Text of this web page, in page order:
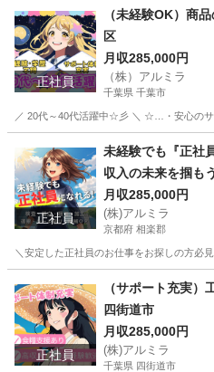
工場 完全無料
正社員
（未経験OK）商
区
月収285,000円
（株）アルミラ
千葉県 千葉市
／ 20代～40代活躍中☆彡 ＼ ☆…・安心の
工場 未経験
正社員
未経験でも『正社
収入の未来を掴も
月収285,000円
(株)アルミラ
京都府 相楽郡
＼安定した正社員のお仕事をお探しの方必
工場 未経験
正社員
（サポート充実
四街道市
月収285,000円
(株)アルミラ
千葉県 四街道市